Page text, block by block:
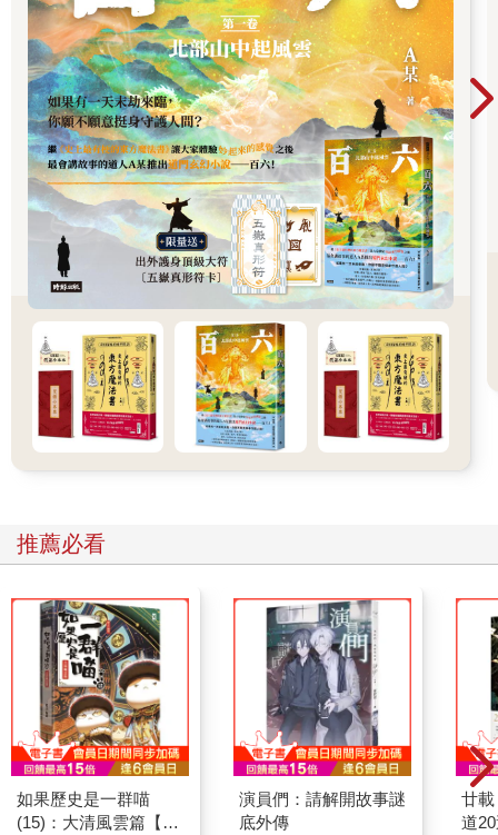
推薦必看
如果歷史是一群喵
(15)：大清風雲篇【萌
演員們：請解開故事謎
底外傳
廿
道